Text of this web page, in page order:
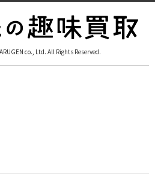
co., Ltd. All Rights Reserved.